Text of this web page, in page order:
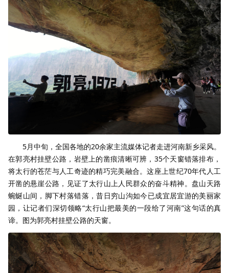
5月中旬，全国各地的20余家主流媒体记者走进河南新乡采风。
在郭亮村挂壁公路，岩壁上的凿痕清晰可辨，35个天窗错落排布，
将太行的苍茫与人工奇迹的精巧完美融合。这座上世纪70年代人工
开凿的悬崖公路，见证了太行山上人民群众的奋斗精神。盘山天路
蜿蜒山间，脚下村落错落，昔日穷山沟如今已成宜居宜游的美丽家
园，让记者们深切领略“太行山把最美的一段给了河南”这句话的真
谛。图为郭亮村挂壁公路的天窗。